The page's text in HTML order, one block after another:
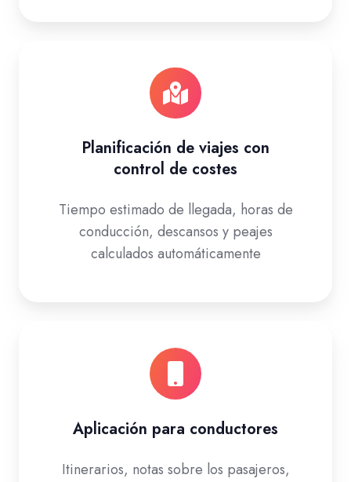
Planificación de viajes con
control de costes
Tiempo estimado de llegada, horas de
conducción, descansos y peajes
calculados automáticamente
Aplicación para conductores
Itinerarios, notas sobre los pasajeros,